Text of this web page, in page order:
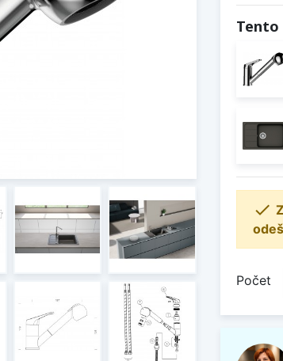
Tento

Počet